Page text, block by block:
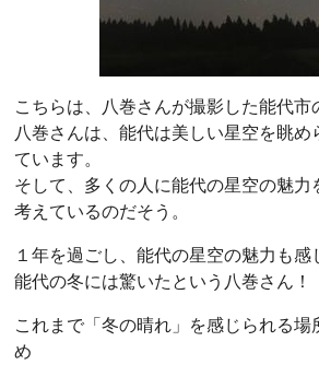
こちらは、八巻さんが撮影した能代市
八巻さんは、能代は美しい星空を眺め
ています。
そして、多くの人に能代の星空の魅力
考えているのだそう。
１年を過ごし、能代の星空の魅力も感
能代の冬には驚いたという八巻さん！
これまで「冬の晴れ」を感じられる場
め